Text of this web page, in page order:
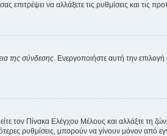
να αλλάξετε τις ρυθμίσεις και τις
της σύνδεσης. Ενεργοποιήστε αυτή την επιλογή
τον Πίνακα Ελέγχου Μέλους και αλλάξτε τη
ρυθμίσεις, μπορούν να γίνουν μόνον από